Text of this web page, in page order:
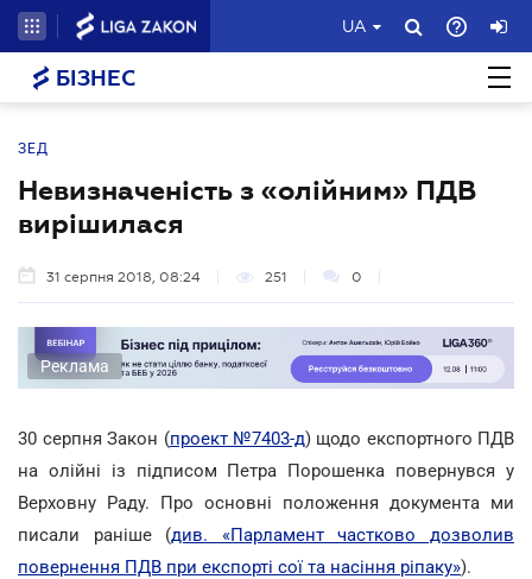
UA
БІЗНЕС
ЗЕД
Невизначеність з «олійним» ПДВ
вирішилася
31 серпня 2018, 08:24 251 0
Реклама
30 серпня Закон (проект №7403-д) щодо експортного ПДВ
на олійні із підписом Петра Порошенка повернувся у
Верховну Раду. Про основні положення документа ми
писали раніше (див. «Парламент частково дозволив
повернення ПДВ при експорті сої та насіння ріпаку»).